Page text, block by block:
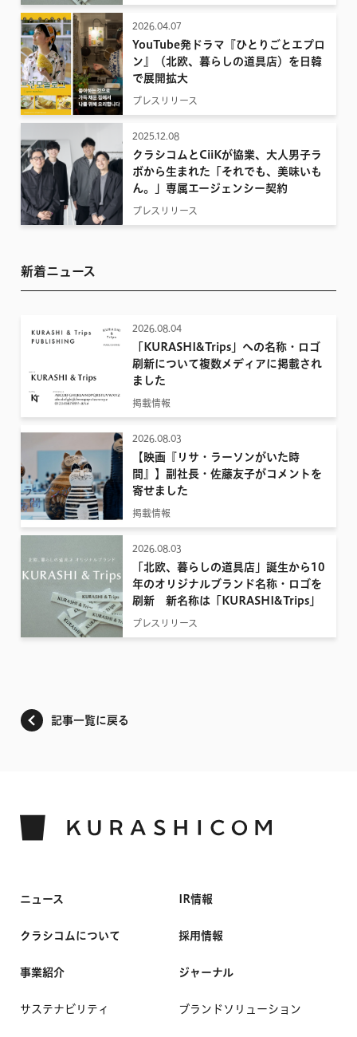
2026.04.07
YouTube発ドラマ『ひとりごとエプロ
ン』（北欧、暮らしの道具店）を日韓
で展開拡大
プレスリリース
2025.12.08
クラシコムとCiiKが協業、大人男子ラ
ボから生まれた「それでも、美味いも
ん。」専属エージェンシー契約
プレスリリース
新着ニュース
2026.08.04
「KURASHI&Trips」への名称・ロゴ
刷新について複数メディアに掲載され
ました
掲載情報
2026.08.03
【映画『リサ・ラーソンがいた時
間』】副社長・佐藤友子がコメントを
寄せました
掲載情報
2026.08.03
「北欧、暮らしの道具店」誕生から10
年のオリジナルブランド名称・ロゴを
刷新 新名称は「KURASHI&Trips」
プレスリリース
記事一覧に戻る
ニュース
クラシコムについて
事業紹介
IR情報
採用情報
ジャーナル
サステナビリティ ブランドソリューション